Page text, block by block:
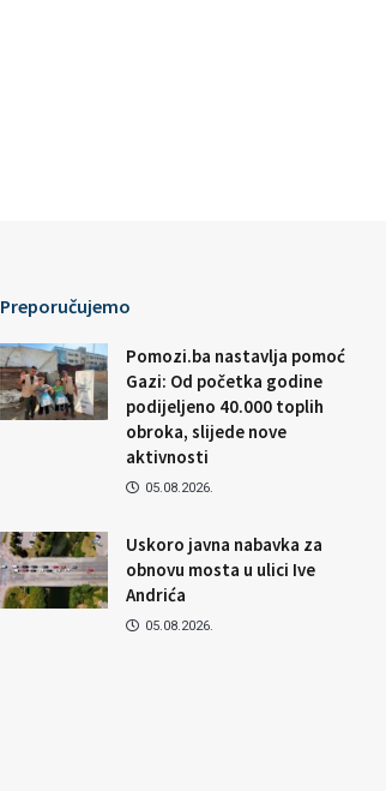
Preporučujemo
Pomozi.ba nastavlja pomoć
Gazi: Od početka godine
podijeljeno 40.000 toplih
obroka, slijede nove
aktivnosti
05.08.2026.
Uskoro javna nabavka za
obnovu mosta u ulici Ive
Andrića
05.08.2026.